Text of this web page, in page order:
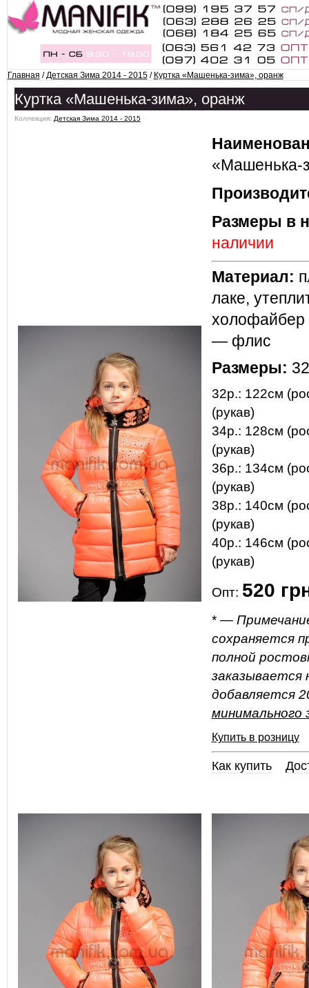
Главная /Детская Зима 2014 - 2015/ Куртка «Машенька-зима», оранж
Куртка «Машенька-зима», оранж
Коллекция: Детская Зима 2014 - 2015ˑ
«Машенька-
Размеры в
наличии
Материал:
лаке,
холофайбер
— флис
Размеры:
32р.: 122см
(рукав)
34р.: 128см
(рукав)
36р.: 134см
(рукав)
38р.: 140см
(рукав)
40р.: 146см
(рукав)
Опт: 520
* —
сохраняется
полной
заказывается
добавляется
минимального
Купить в розницу
Как купить